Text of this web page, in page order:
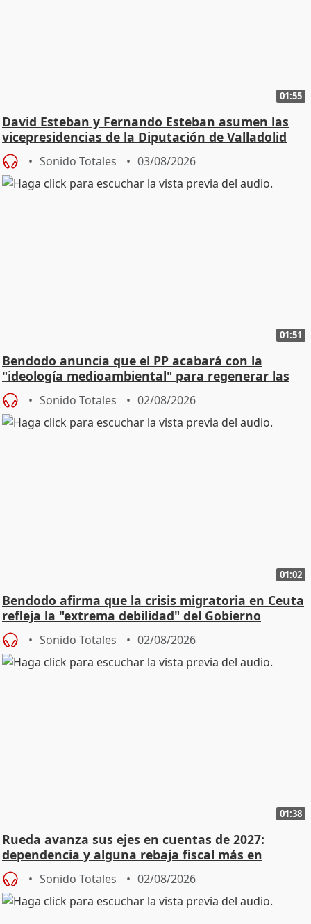
01:55
David Esteban y Fernando Esteban asumen las
vicepresidencias de la Diputación de Valladolid
Sonido Totales 03/08/2026
01:51
Bendodo anuncia que el PP acabará con la
"ideología medioambiental" para regenerar las
playas
Sonido Totales 02/08/2026
01:02
Bendodo afirma que la crisis migratoria en Ceuta
refleja la "extrema debilidad" del Gobierno
Sonido Totales 02/08/2026
01:38
Rueda avanza sus ejes en cuentas de 2027:
dependencia y alguna rebaja fiscal más en
vivienda
Sonido Totales 02/08/2026